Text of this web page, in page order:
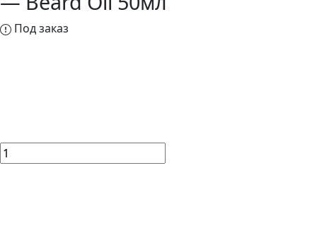
Под заказ